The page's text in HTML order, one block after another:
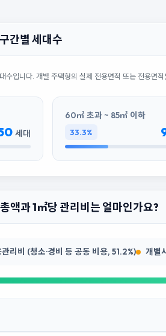
간별 세대수
수입니다. 개별 주택형의 실제 전용면적 또는 전용면
세대
60㎡ 초과 ~ 85㎡ 이하
33.3%
액과 1㎡당 관리비는 얼마인가요?
리비 (청소·경비 등 공동 비용, 51.2%) 개별